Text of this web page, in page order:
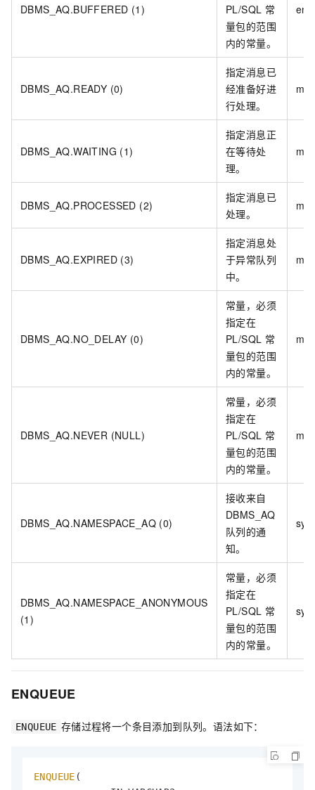
DBMS_AQ.BUFFERED (1)
PL/SQL 常
量包的范围
内的常量。
DBMS_AQ.READY (0)
指定消息已
经准备好进
行处理。
DBMS_AQ.WAITING (1)
指定消息正
在等待处
理。
DBMS_AQ.PROCESSED (2)
指定消息已
处理。
DBMS_AQ.EXPIRED (3)
指定消息处
于异常队列
中。
DBMS_AQ.NO_DELAY (0)
常量，必须
指定在
PL/SQL 常
量包的范围
内的常量。
DBMS_AQ.NEVER (NULL)
常量，必须
指定在
PL/SQL 常
量包的范围
内的常量。
DBMS_AQ.NAMESPACE_AQ (0)
接收来自
DBMS_AQ
队列的通
知。
DBMS_AQ.NAMESPACE_ANONYMOUS
(1)
常量，必须
指定在
PL/SQL 常
量包的范围
内的常量。
ENQUEUE
ENQUEUE 存储过程将一个条目添加到队列。语法如下：
ENQUEUE (